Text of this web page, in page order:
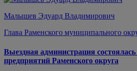
Малышев Эдуард Владимирович
Глава Раменского муниципального
Выездная администрация
предприятий Раменского округа